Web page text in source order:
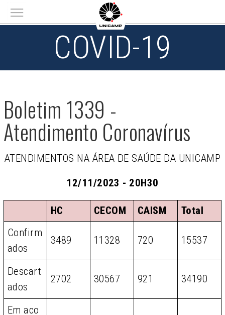
Main menu
COVID-19
Boletim 1339 -
Atendimento Coronavírus
ATENDIMENTOS NA ÁREA DE SAÚDE DA UNICAMP
12/11/2023 - 20H30
HC CECOM CAISM
Total
Confirm
ados
3489 11328 720 15537
Descart
ados
2702 30567 921 34190
Em aco